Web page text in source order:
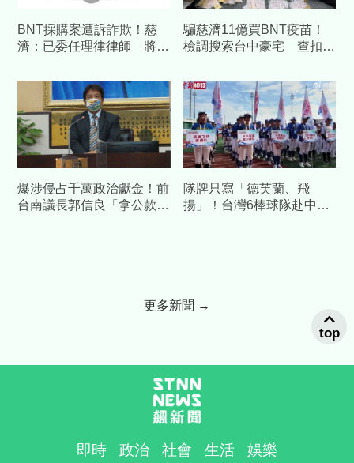
BNT採購案遭訴詐欺！慈
濟：已委任理律律師 將採
騙慈濟11億買BNT疫苗！
檢調搜索台中豪宅 查扣逾
爆涉侵占千萬政治獻金！前
台南議長郭信良「拿公款補
隊牌只寫「德芙蘭、飛
揚」！台灣6棒球隊赴中交
更多新聞 →
即時 政治 社會 生活 娛樂
top